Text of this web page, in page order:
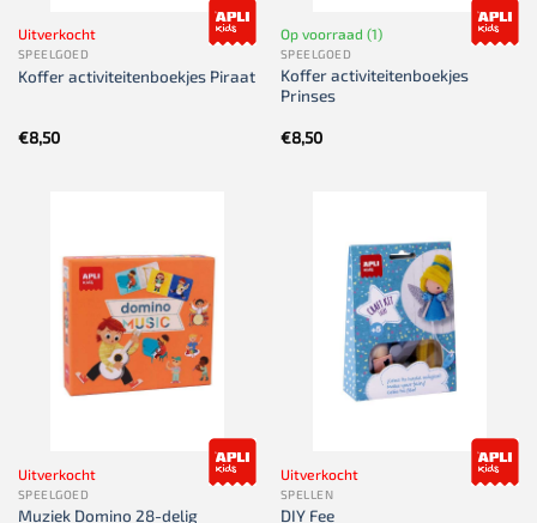
Uitverkocht
SPEELGOED
Koffer activiteitenboekjes Piraat
€8,50
Op voorraad (1)
SPEELGOED
Koffer activiteitenboekjes
Prinses
€8,50
Uitverkocht
SPEELGOED
Muziek Domino 28-delig
Uitverkocht
SPELLEN
DIY Fee